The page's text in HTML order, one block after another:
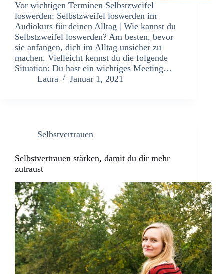
Vor wichtigen Terminen Selbstzweifel
loswerden: Selbstzweifel loswerden im
Audiokurs für deinen Alltag | Wie kannst du
Selbstzweifel loswerden? Am besten, bevor
sie anfangen, dich im Alltag unsicher zu
machen. Vielleicht kennst du die folgende
Situation: Du hast ein wichtiges Meeting…
Laura
Januar 1, 2021
Selbstvertrauen
Selbstvertrauen stärken, damit du dir mehr
zutraust